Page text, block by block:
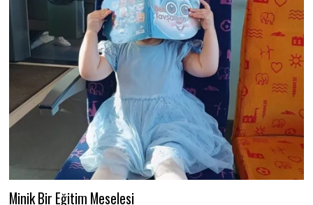
Minik Bir Eğitim Meselesi